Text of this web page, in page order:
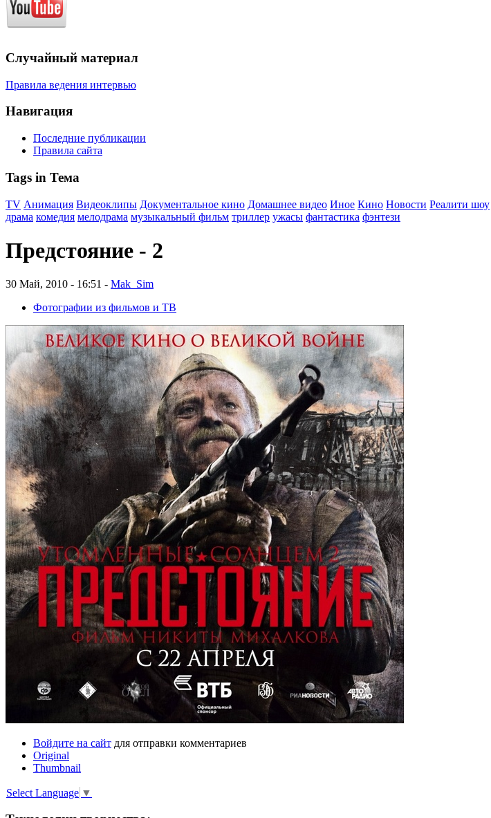
Случайный материал
Правила ведения интервью
Навигация
Последние публикации
Правила сайта
Tags in Тема
TV Анимация Видеоклипы Документальное кино Домашнее видео Иное Кино Новости Реалити шоу
драма комедия мелодрама музыкальный фильм триллер ужасы фантастика фэнтези
Предстояние - 2
30 Май, 2010 - 16:51 - Mak_Sim
Фотографии из фильмов и ТВ
Войдите на сайт для отправки комментариев
Original
Thumbnail
Select Language ▼